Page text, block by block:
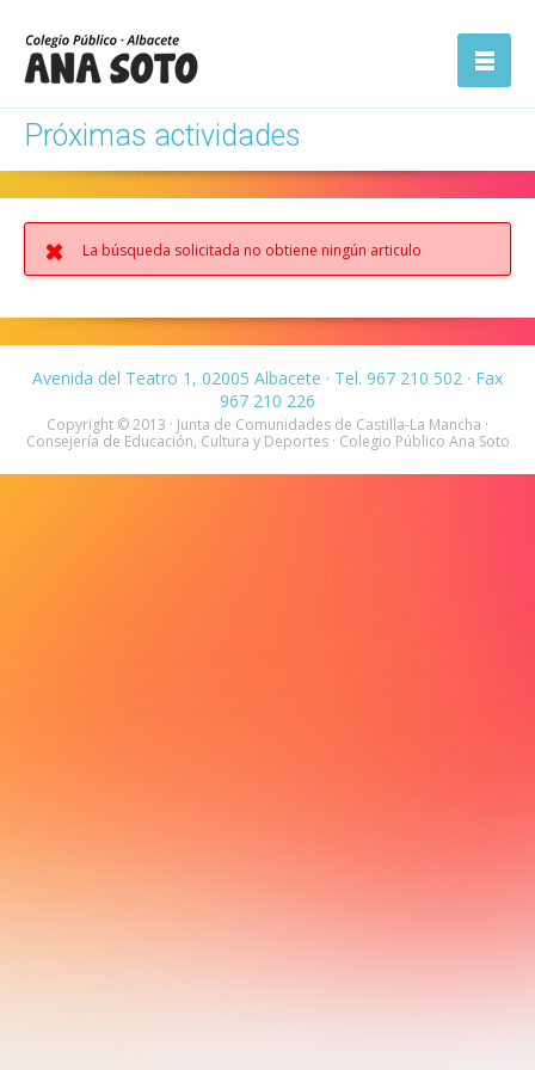
navegación
Próximas actividades
La búsqueda solicitada no obtiene ningún articulo
Avenida del Teatro 1, 02005 Albacete · Tel. 967 210 502 · Fax
967 210 226
Copyright © 2013 · Junta de Comunidades de Castilla-La Mancha ·
Consejería de Educación, Cultura y Deportes · Colegio Público Ana Soto